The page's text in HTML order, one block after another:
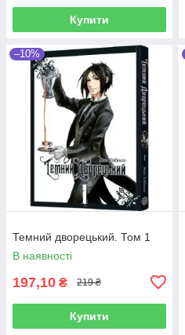
Купити
–10%
Темний дворецький. Том 1
В наявності
197,10 ₴ 219 ₴
Купити